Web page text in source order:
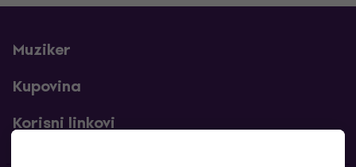
Muziker
Kupovina
Korisni linkovi